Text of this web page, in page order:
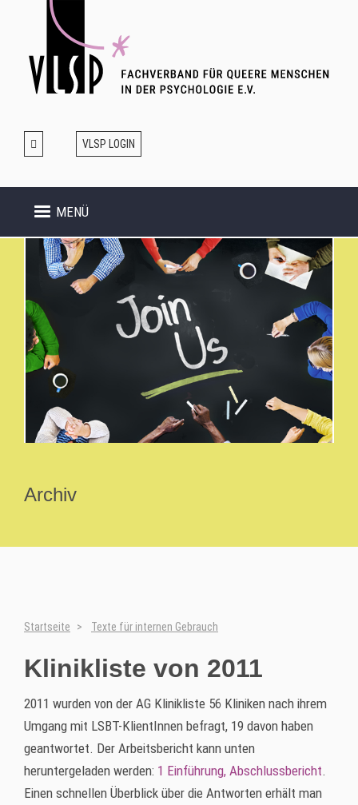
VLSP LOGIN
MENÜ
Archiv
Startseite Texte für internen Gebrauch
Klinikliste von 2011
2011 wurden von der AG Klinikliste 56 Kliniken nach ihrem
Umgang mit LSBT-KlientInnen befragt, 19 davon haben
geantwortet. Der Arbeitsbericht kann unten
heruntergeladen werden: 1 Einführung, Abschlussbericht.
Einen schnellen Überblick über die Antworten erhält man